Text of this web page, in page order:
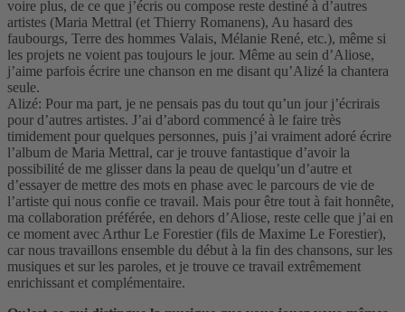
voire plus, de ce que j’écris ou compose reste destiné à d’autres
artistes (Maria Mettral (et Thierry Romanens), Au hasard des
faubourgs, Terre des hommes Valais, Mélanie René, etc.), même si
les projets ne voient pas toujours le jour. Même au sein d’Aliose,
j’aime parfois écrire une chanson en me disant qu’Alizé la chantera
seule.
Alizé: Pour ma part, je ne pensais pas du tout qu’un jour j’écrirais
pour d’autres artistes. J’ai d’abord commencé à le faire très
timidement pour quelques personnes, puis j’ai vraiment adoré écrire
l’album de Maria Mettral, car je trouve fantastique d’avoir la
possibilité de me glisser dans la peau de quelqu’un d’autre et
d’essayer de mettre des mots en phase avec le parcours de vie de
l’artiste qui nous confie ce travail. Mais pour être tout à fait honnête,
ma collaboration préférée, en dehors d’Aliose, reste celle que j’ai en
ce moment avec Arthur Le Forestier (fils de Maxime Le Forestier),
car nous travaillons ensemble du début à la fin des chansons, sur les
musiques et sur les paroles, et je trouve ce travail extrêmement
enrichissant et complémentaire.